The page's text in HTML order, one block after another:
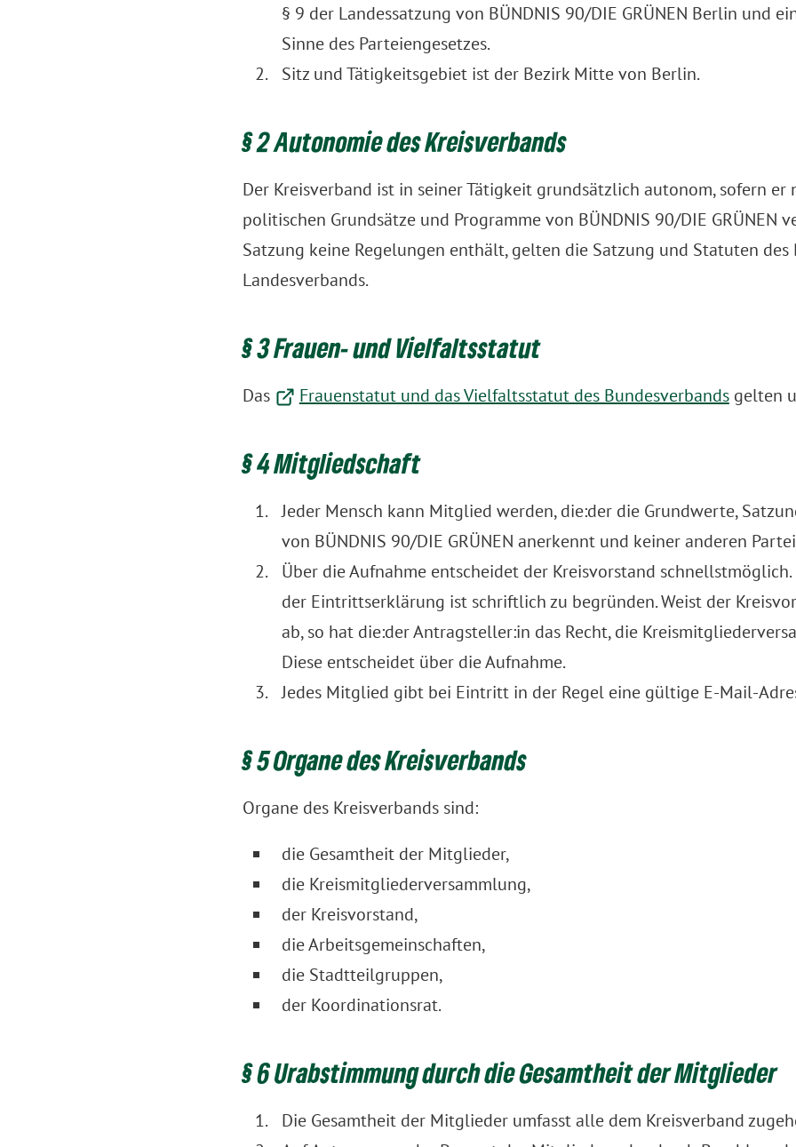
§ 9 der Landessatzung von BÜNDNIS 90/DIE GRÜNEN Berlin und
Sinne des Parteiengesetzes.
Sitz und Tätigkeitsgebiet ist der Bezirk Mitte von Berlin.
§ 2 Autonomie des Kreisverbands
Der Kreisverband ist in seiner Tätigkeit grundsätzlich autonom, sofern er
politischen Grundsätze und Programme von BÜNDNIS 90/DIE GRÜNEN
Satzung keine Regelungen enthält, gelten die Satzung und Statuten des
Landesverbands.
§ 3 Frauen- und Vielfaltsstatut
Das Frauenstatut und das Vielfaltsstatut des Bundesverbandsgelten
§ 4 Mitgliedschaft
Jeder Mensch kann Mitglied werden, die:der die Grundwerte,
von BÜNDNIS 90/DIE GRÜNEN anerkennt und keiner anderen
Über die Aufnahme entscheidet der Kreisvorstand
der Eintrittserklärung ist schriftlich zu begründen. Weist der
ab, so hat die:der Antragsteller:in das Recht, die
Diese entscheidet über die Aufnahme.
Jedes Mitglied gibt bei Eintritt in der Regel eine gültige E-Mail-
§ 5 Organe des Kreisverbands
Organe des Kreisverbands sind:
die Gesamtheit der Mitglieder,
die Kreismitgliederversammlung,
der Kreisvorstand,
die Arbeitsgemeinschaften,
die Stadtteilgruppen,
der Koordinationsrat.
§ 6 Urabstimmung durch die Gesamtheit der Mitglieder
Die Gesamtheit der Mitglieder umfasst alle dem Kreisverband